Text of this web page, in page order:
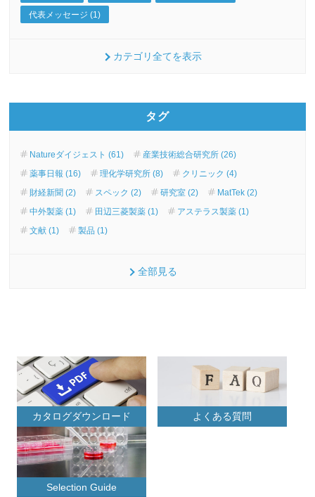
代表メッセージ (1)
カテゴリ全てを表示
タグ
Natureダイジェスト (61)
産業技術総合研究所 (26)
薬事日報 (16)
理化学研究所 (8)
クリニック (4)
財経新聞 (2)
スペック (2) 研究室 (2)
MatTek (2)
中外製薬 (1)
田辺三菱製薬 (1)
アステラス製薬 (1)
文献 (1)
製品 (1)
全部見る
カタログダウンロード よくある質問
Selection Guide